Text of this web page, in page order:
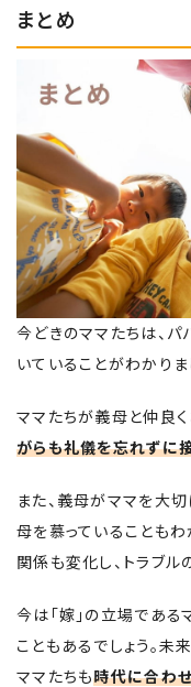
まとめ
今どきのママたちは、
いていることがわかりま
ママたちが義母と仲良
がらも礼儀を忘れずに
また、義母がママを大
母を慕っていることも
関係も変化し、トラブル
今は「嫁」の立場である
こともあるでしょう。
ママたちも時代に合わ